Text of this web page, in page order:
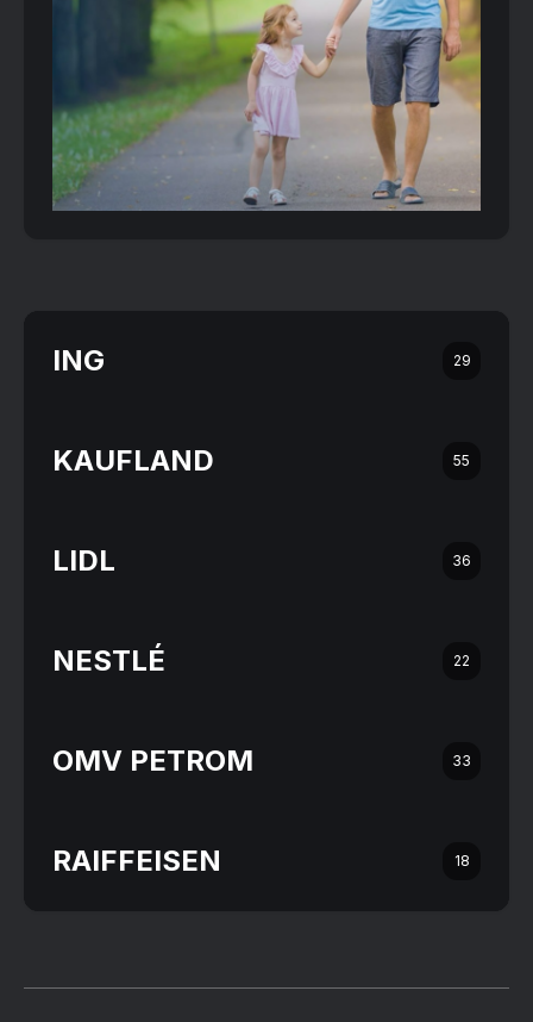
ING 29
KAUFLAND 55
LIDL 36
NESTLÉ 22
OMV PETROM 33
RAIFFEISEN 18